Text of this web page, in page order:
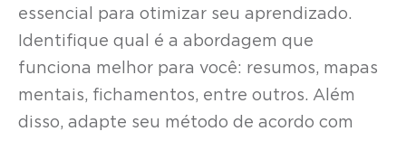
essencial para otimizar seu aprendizado.
Identifique qual é a abordagem que
funciona melhor para você: resumos, mapas
mentais, fichamentos, entre outros. Além
disso, adapte seu método de acordo com